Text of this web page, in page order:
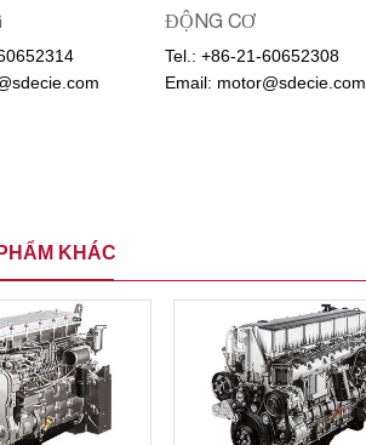
ĐỘNG CƠ
Tel.: +86-21-60652308
Email: motor@sdecie.com
KHÁC